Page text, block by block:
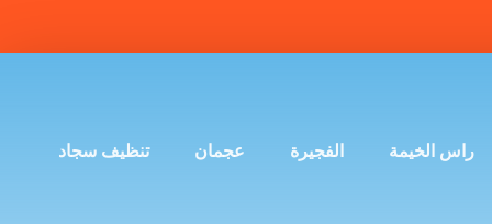
راس الخيمة الفجيرة عجمان تنظيف سجاد